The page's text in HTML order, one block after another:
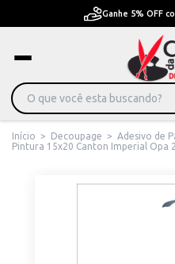
Ganhe 5% OFF
Início > Decoupage > Adesivo de
Pintura 15x20 Canton Imperial Opa